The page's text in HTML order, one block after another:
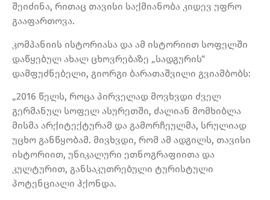
შეიძინა, რითაც თავისი საქმიანობა კიდევ უფრო
გააფართოვა.
კომპანიის ისტორიასა და ამ ისტორიით სოფელში
დაწყებულ ახალ ცხოვრებაზე „სადგურის“
დამფუძნებელი, გიორგი ბარათაშვილი გვიამბობს:
„2016 წელს, როცა პირველად მოვხვდი ძველ
გერმანულ სოფელ ასურეთში, ძალიან მომხიბლა
მისმა არქიტექტურამ და გამორჩეულმა, სრულიად
უცხო განწყობამ. მივხვდი, რომ ამ ადგილს, თავისი
ისტორიით, უნიკალური ეთნოგრაფიითა და
კულტურით, განსაკუთრებული ტურისტული
პოტენციალი ჰქონდა.